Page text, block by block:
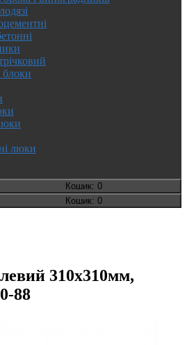
люки
Кошик: 0
Кошик: 0
310х310мм,
88